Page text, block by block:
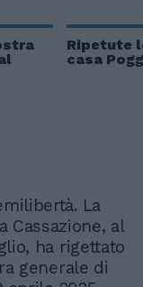
Ripetute
casa
La
Cassazione, al
ha rigettato
generale di